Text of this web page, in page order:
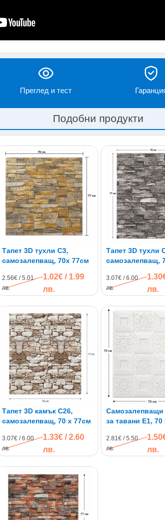
Преглед и тест
Подобни продукти
Тапет 3D тухли C3,
самозалепващ, 70х 77см
2.56€ / 5.01
лв.
1.02€ / 1.99
лв.
Тапет 3D тухли
самозалепващ,
3.07€ / 6.00
лв.
лв.
Тапет 3D камък C26,
самозалепващ, 70 х 77см
3.07€ / 6.00
лв.
1.33€ / 2.60
лв.
Самозалепващи
за тавани E1,
2.81€ / 5.50
лв.
лв.